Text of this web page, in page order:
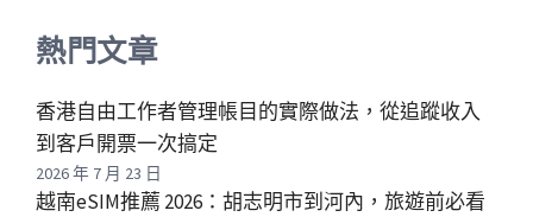
熱門文章
香港自由工作者管理帳目的實際做法，從追蹤收入
到客戶開票一次搞定
2026 年 7 月 23 日
越南eSIM推薦 2026：胡志明市到河內，旅遊前必看